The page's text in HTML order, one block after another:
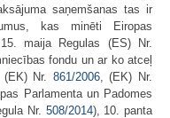
saņemšanas tas ir
kas minēti Eiropas
maija Regulas (ES) Nr.
fondu un ar ko atceļ
, (EK) Nr. 861/2006, (EK) Nr.
Parlamenta un Padomes
Nr. 508/2014), 10. panta